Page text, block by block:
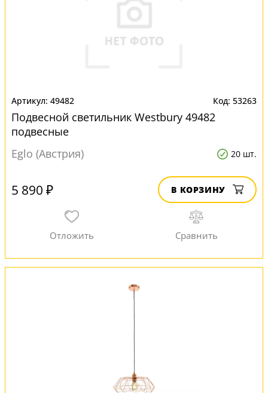
49482 53263
Подвесной светильник Westbury 49482
подвесные
Eglo (Австрия)
20 шт.
5 890 ₽ В КОРЗИНУ